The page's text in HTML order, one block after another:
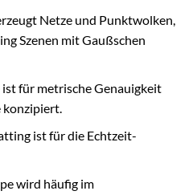
Netze und Punktwolken,
Szenen mit Gaußschen
für metrische Genauigkeit
konzipiert.
ist für die Echtzeit-
wird häufig im